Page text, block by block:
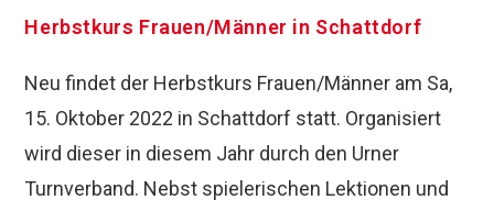
Herbstkurs Frauen/Männer in Schattdorf
Neu findet der Herbstkurs Frauen/Männer am Sa,
15. Oktober 2022 in Schattdorf statt. Organisiert
wird dieser in diesem Jahr durch den Urner
Turnverband. Nebst spielerischen Lektionen und